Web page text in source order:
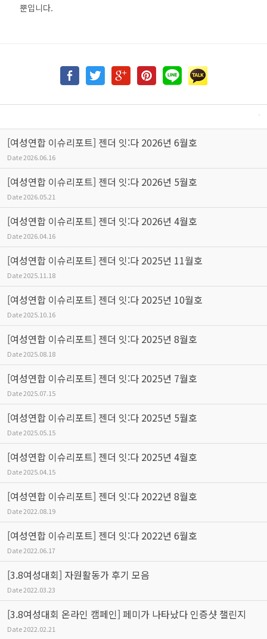
뿐입니다.
[여성연합 이슈리포트] 젠더 잇:다 2026년 6월호
Date2026.06.16
[여성연합 이슈리포트] 젠더 잇:다 2026년 5월호
Date2026.05.21
[여성연합 이슈리포트] 젠더 잇:다 2026년 4월호
Date2026.04.16
[여성연합 이슈리포트] 젠더 잇:다 2025년 11월호
Date2025.11.18
[여성연합 이슈리포트] 젠더 잇:다 2025년 10월호
Date2025.10.16
[여성연합 이슈리포트] 젠더 잇:다 2025년 8월호
Date2025.08.18
[여성연합 이슈리포트] 젠더 잇:다 2025년 7월호
Date2025.07.15
[여성연합 이슈리포트] 젠더 잇:다 2025년 5월호
Date2025.05.15
[여성연합 이슈리포트] 젠더 잇:다 2025년 4월호
Date2025.04.15
[여성연합 이슈리포트] 젠더 잇:다 2022년 8월호
Date2022.08.19
[여성연합 이슈리포트] 젠더 잇:다 2022년 6월호
Date2022.06.17
[3.8여성대회] 자원활동가 후기 모음
Date2022.03.23
[3.8여성대회 온라인 캠페인] 페미가 나타났다 인증샷 챌린지
Date2022.02.21